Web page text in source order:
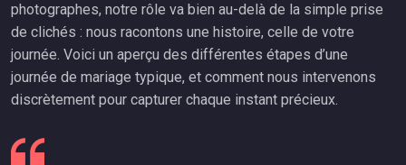
photographes, notre rôle va bien au-delà de la simple prise
de clichés : nous racontons une histoire, celle de votre
journée. Voici un aperçu des différentes étapes d’une
journée de mariage typique, et comment nous intervenons
discrètement pour capturer chaque instant précieux.